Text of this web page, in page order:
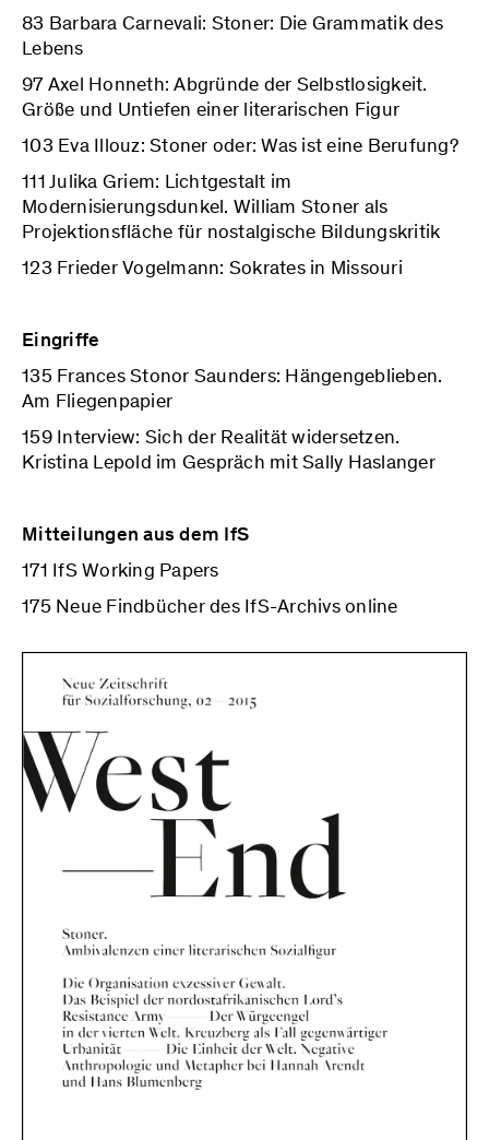
83 Barbara Carnevali: Stoner: Die Grammatik des
Lebens
97 Axel Honneth: Abgründe der Selbstlosigkeit.
Größe und Untiefen einer literarischen Figur
103 Eva Illouz: Stoner oder: Was ist eine Berufung?
111 Julika Griem: Lichtgestalt im
Modernisierungsdunkel. William Stoner als
Projektionsfläche für nostalgische Bildungskritik
123 Frieder Vogelmann: Sokrates in Missouri
Eingriffe
135 Frances Stonor Saunders: Hängengeblieben.
Am Fliegenpapier
159 Interview: Sich der Realität widersetzen.
Kristina Lepold im Gespräch mit Sally Haslanger
Mitteilungen aus dem IfS
171 IfS Working Papers
175 Neue Findbücher des IfS-Archivs online